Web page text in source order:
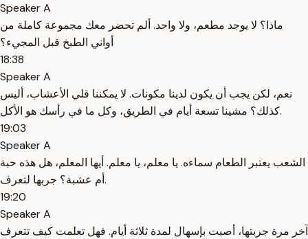
Speaker A
ماذا؟ لا يوجد مطعم، ولا واحد. ألم تحضر معك مجموعة كاملة من
أواني الطبخ قبل المجيء؟
18:38
Speaker A
نعم، لكن يجب أن يكون لدينا مكونات. لا يمكننا قلي الأعشاب، أليس
كذلك؟ مشينا تسعة أيام في الطريق، وكل ما في رأسك هو الأكل.
19:03
Speaker A
الشعب يعتبر الطعام سماءه. يا معلم، يا معلم. أيها المعلم، هل هذه حبة
أم عشبة؟ جربها لتعرف.
19:20
Speaker A
آخر مرة جربتها، أصبت بإسهال لمدة ثلاثة أيام. فهل تعلمت كيف تتعرف